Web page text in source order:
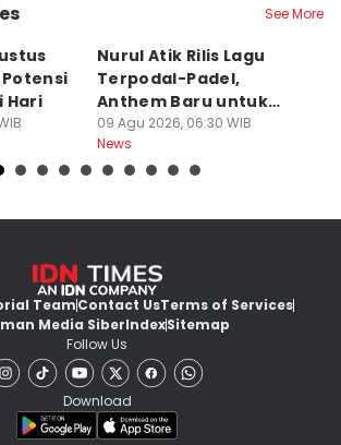
See More
Hari
Nurul Atik Rilis Lagu
Terpodal-Padel,
Anthem Baru untuk
Pencinta Padel
09 Agu 2026, 06:30 WIB
News
TeamContact UsTerms of Services
Media SiberIndexSitemap
Follow Us
Download